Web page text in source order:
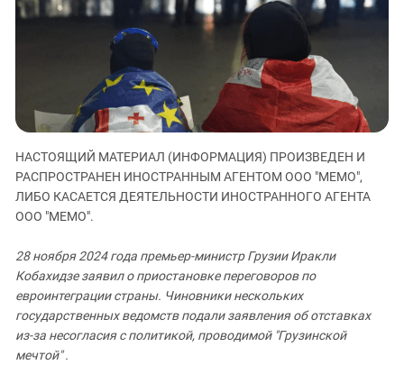
ЗАСТАВЛЯЕТ
КАВКАЗ ЗА ПАЛЕСТИНУ
ИНАКОМЫСЛИЕ В ЧЕЧНЕ
ПРЕСЛЕДОВАНИЕ АКТИВИСТОВ
МОБИЛИЗАЦИЯ И ПРОТЕСТЫ
Дагестан
Кабардино-Балкария
Калмыкия
Карачаево-Черкесия
Краснодарский край
Нагорный Карабах
Российская Федерация
Северная Осетия - Алания
СКФО
Ставропольский край
Чечня
НАСТОЯЩИЙ МАТЕРИАЛ (ИНФОРМАЦИЯ) ПРОИЗВЕДЕН И
РАСПРОСТРАНЕН ИНОСТРАННЫМ АГЕНТОМ ООО "МЕМО",
ЛИБО КАСАЕТСЯ ДЕЯТЕЛЬНОСТИ ИНОСТРАННОГО АГЕНТА
ООО "МЕМО".
28 ноября 2024 года премьер-министр Грузии Иракли
Кобахидзе заявил о приостановке переговоров по
евроинтеграции страны. Чиновники нескольких
государственных ведомств подали заявления об отставках
из-за несогласия с политикой, проводимой "Грузинской
мечтой" .